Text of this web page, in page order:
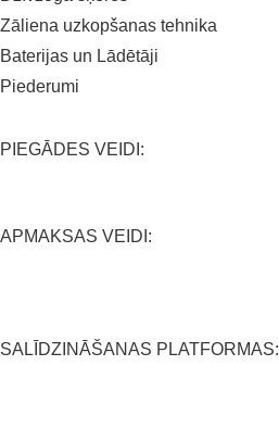
Zāliena uzkopšanas tehnika
Baterijas un Lādētāji
Piederumi
PIEGĀDES VEIDI:
APMAKSAS VEIDI:
SALĪDZINĀŠANAS PLATFORMAS: